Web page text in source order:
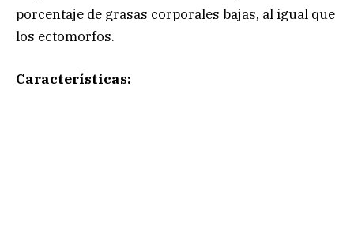
porcentaje de grasas corporales bajas, al igual que
los ectomorfos.
Características: